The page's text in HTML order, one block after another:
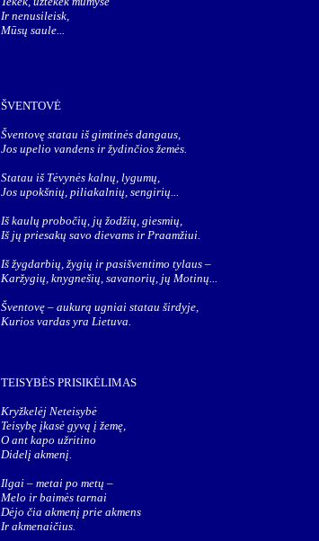
Ir nenusileisk,
Mūsų saule...
ŠVENTOVĖ
Šventovę statau iš gimtinės dangaus,
Jos upelio vandens ir žydinčios žemės.
Statau iš Tėvynės kalnų, lygumų,
Jos upokšnių, piliakalnių, sengirių...
Iš kaulų probočių, jų žodžių, giesmių,
Iš jų priesakų savo dievams ir Praamžiui.
Iš žygdarbių, žygių ir pasišventimo tylaus –
Karžygių, knygnešių, savanorių, jų Motinų...
Šventovę – aukurą ugniai statau širdyje,
Kurios vardas yra Lietuva.
TEISYBĖS PRISIKĖLIMAS
Kryžkelėj Neteisybė
Teisybę įkasė gyvą į žemę,
O ant kapo užritino
Didelį akmenį.
Ilgai – metai po metų –
Melo ir baimės tarnai
Dėjo čia akmenį prie akmens
Ir akmenaičius.